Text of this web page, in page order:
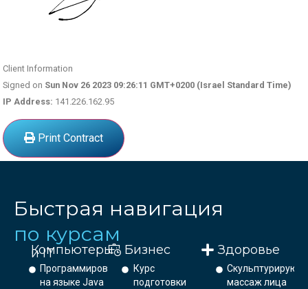
Client Information
Signed on Sun Nov 26 2023 09:26:11 GMT+0200 (Israel Standard Time)
IP Address: 141.226.162.95
Print Contract
Быстрая навигация
по курсам
Компьютеры
и IT
Программирование
на языке Java
Бизнес
Курс
подготовки
Здоровье
массаж лица